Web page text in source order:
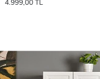
4.999,00 TL